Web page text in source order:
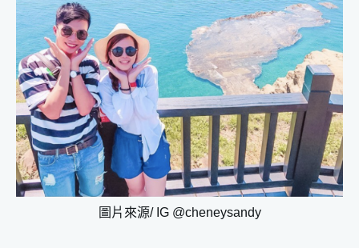
圖片來源/ IG @cheneysandy